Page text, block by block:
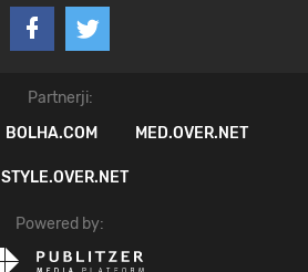
Partnerji:
BOLHA.COM MED.OVER.NET
STYLE.OVER.NET
Powered by: